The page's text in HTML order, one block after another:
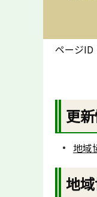
ページID
更
地域
地